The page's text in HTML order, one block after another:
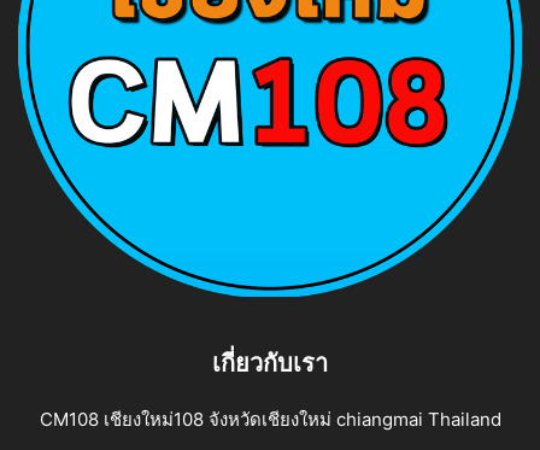
เกี่ยวกับเรา
CM108 เชียงใหม่108 จังหวัดเชียงใหม่ chiangmai Thailand